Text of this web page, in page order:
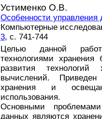
Устименко О.В.
Особенности
Компьютерные
3, с. 741-744
Целью данной
технологиями
развития
вычислений.
хранения и
использования.
Основными
данных являются